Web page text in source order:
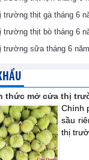
trường thịt gà tháng 6
trường thịt bò tháng 6
trường sữa tháng 6
thức mở cửa thị
Chính
sầu
thị